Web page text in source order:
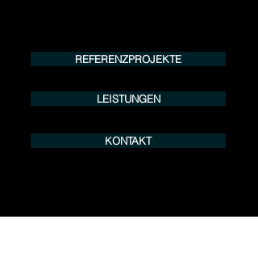
REFERENZPROJEKTE
LEISTUNGEN
KONTAKT